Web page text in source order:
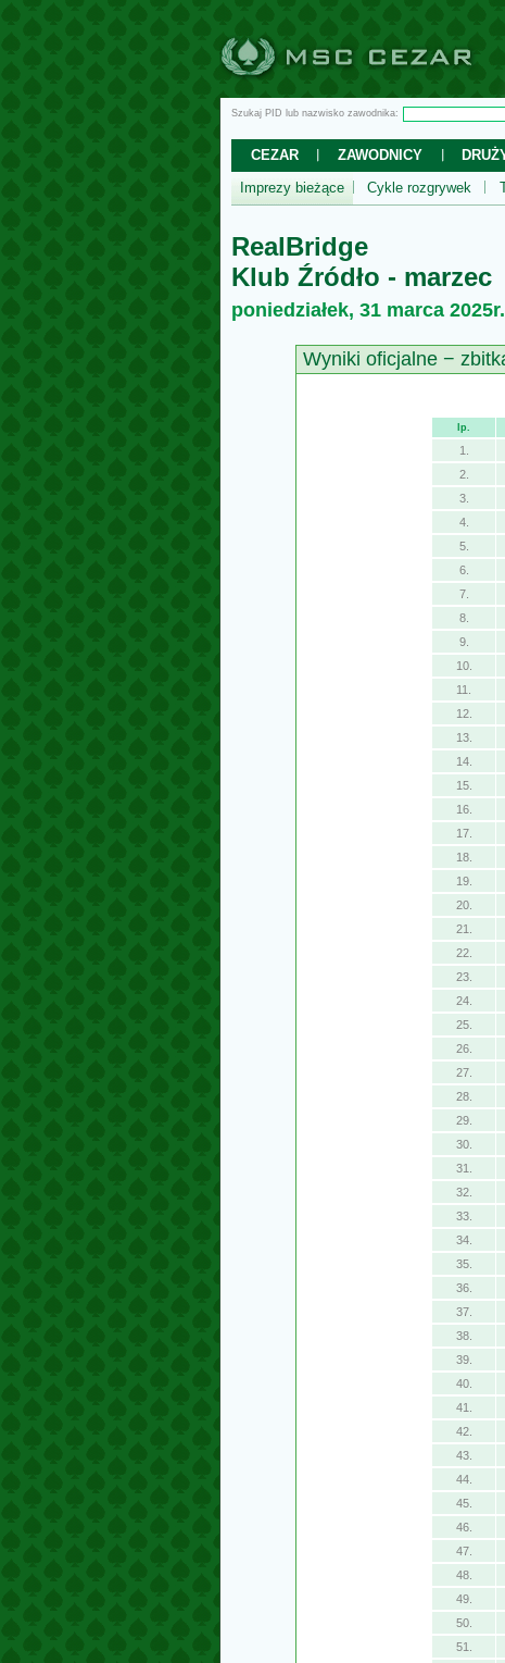
Szukaj PID lub nazwisko zawodnika:
CEZAR ZAWODNICY
Imprezy bieżące
Cykle rozgrywek
RealBridge
Klub Źródło - marzec
poniedziałek, 31 marca 2025r.
Wyniki oficjalne −
lp.
1.
2.
3.
4.
5.
6.
7.
8.
9.
10.
11.
12.
13.
14.
15.
16.
17.
18.
19.
20.
21.
22.
23.
24.
25.
26.
27.
28.
29.
30.
31.
32.
33.
34.
35.
36.
37.
38.
39.
40.
41.
42.
43.
44.
45.
46.
47.
48.
49.
50.
51.